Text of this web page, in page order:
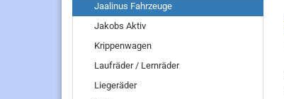
Jaalinus Fahrzeuge
Jakobs Aktiv
Krippenwagen
Laufräder / Lernräder
Liegeräder